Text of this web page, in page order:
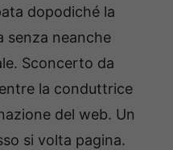
dopodiché la
senza neanche
Sconcerto da
la conduttrice
del web. Un
si volta pagina.